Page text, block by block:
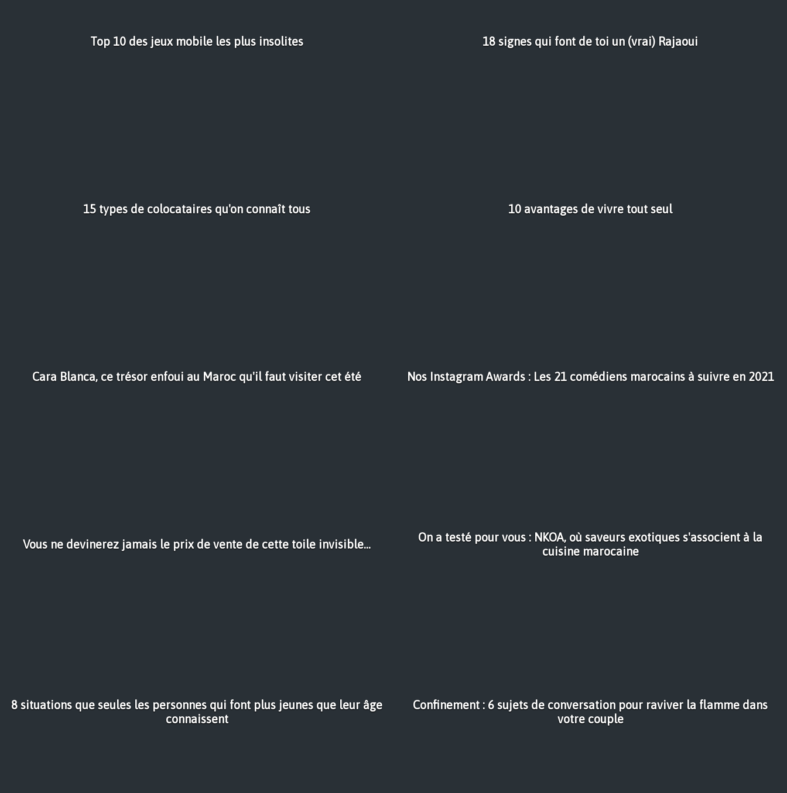
Top 10 des jeux mobile les plus insolites 18 signes qui font de toi un (vrai) Rajaoui
15 types de colocataires qu'on connaît tous 10 avantages de vivre tout seul
Cara Blanca, ce trésor enfoui au Maroc qu'il faut visiter cet été Nos Instagram Awards : Les 21 comédiens marocains à suivre en 2021
Vous ne devinerez jamais le prix de vente de cette toile invisible...
On a testé pour vous : NKOA, où saveurs exotiques s'associent à la
cuisine marocaine
8 situations que seules les personnes qui font plus jeunes que leur âge
connaissent
Confinement : 6 sujets de conversation pour raviver la flamme dans
votre couple